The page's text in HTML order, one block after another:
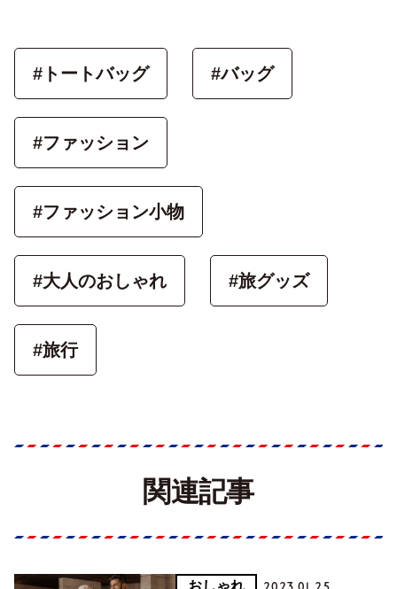
#トートバッグ #バッグ
#ファッション
#ファッション小物
#大人のおしゃれ #旅グッズ
#旅行
関連記事